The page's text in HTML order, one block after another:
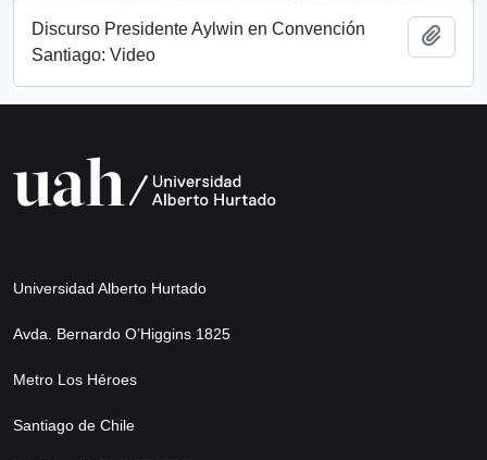
Discurso Presidente Aylwin en Convención
Santiago: Video
Universidad Alberto Hurtado
Avda. Bernardo O’Higgins 1825
Metro Los Héroes
Santiago de Chile